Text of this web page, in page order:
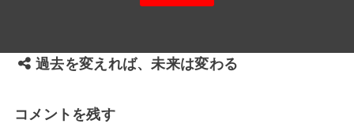
過去を変えれば、未来は変わる
コメントを残す